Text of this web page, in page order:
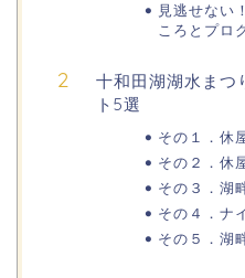
見逃せない
ころとプロ
十和田湖湖水まつ
ト5選
その１．休
その２．休
その３．湖
その４．ナ
その５．湖